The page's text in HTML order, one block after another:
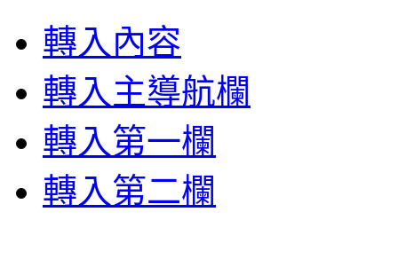
轉入內容
轉入主導航欄
轉入第一欄
轉入第二欄